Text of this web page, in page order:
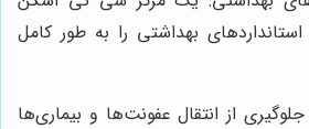
بهداشتی را به طور کامل
از انتقال عفونت‌ها و بیماری‌ها